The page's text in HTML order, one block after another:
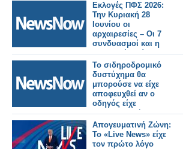
Εκλογές ΠΦΣ 2026:
Την Κυριακή 28
Ιουνίου οι
αρχαιρεσίες – Οι 7
συνδυασμοί και η
σημερινή διοίκηση
Το σιδηροδρομικό
δυστύχημα θα
μπορούσε να είχε
αποφευχθεί αν ο
οδηγός είχε
χρησιμοποιήσει το
σύστημα έκτακτης
ανάγκης σύμφωνα με
έρευνα.
Απογευματινή Ζώνη:
Το «Live News» είχε
τον πρώτο λόγο